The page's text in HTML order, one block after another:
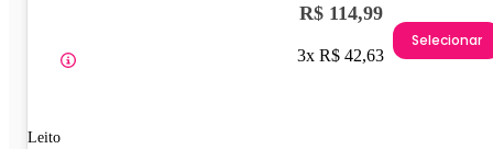
Leito
R$ 114,99
3x R$ 42,63
Selecionar